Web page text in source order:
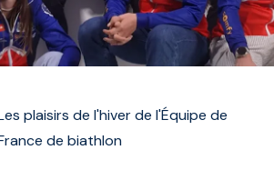
plaisirs de l'hiver de l'Équipe de
de biathlon